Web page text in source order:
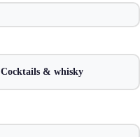
Cocktails & whisky